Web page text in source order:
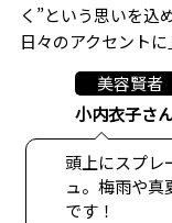
く”という思いを込
日々のアクセントに
美容賢者
小内衣子さ
頭上にスプレ
ュ。梅雨や真
です！